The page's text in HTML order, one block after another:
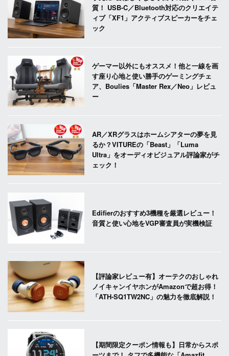
質！ USB-C／Bluetooth対応のクリエイテ
ィブ「XF1」アクティブスピーカーをチェ
ック
ゲーマー以外にもオススメ！他と一線を画
す座り心地と使い勝手のゲーミングチェ
ア、Boulies「Master Rex／Neo」レビュ
ー
AR／XRグラスはホームシアターの夢を見
るか？VITUREの「Beast」「Luma
Ultra」をオーディオビジュアル評論家がチ
ェック！
Edifierのおすすめ3機種を厳選レビュー！
音質と使い心地をVGP審査員が実機検証
【評論家レビュー有】オーテクのおしゃれ
ノイキャンイヤホンがAmazonで超お得！
「ATH-SQ1TW2NC」の魅力を徹底解説！
【期間限定クーポン情報も】日常からスポ